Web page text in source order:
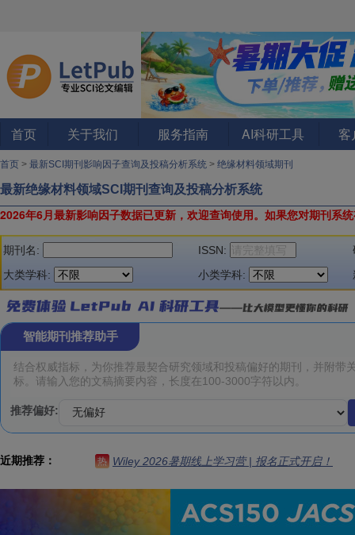
首页 关于我们 服务指南 AI科研工具 客
首页 > 最新SCI期刊影响因子查询及投稿分析系统 > 绝缘材料领域期刊
最新绝缘材料领域SCI期刊查询及投稿分析系统
2026年6月最新影响因子数据已更新，欢迎查询使用。 如果您对期刊系
期刊名: ISSN:
大类学科:
小类学科:
智能期刊推荐助手
推荐偏好:
近期推荐： 热 Wiley 2026暑期线上学习营 | 报名正式开启！